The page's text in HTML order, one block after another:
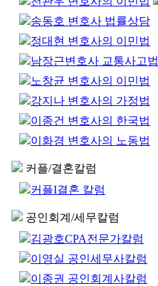
송동호 변호사 법률상담
정대현 변호사의 이민법
남장근변호사 교통사고법
노창균 변호사의 이민법
강지나 변호사의 가정법
이종건 변호사의 한국법
이화경 변호사의 노동법
커플/결혼칼럼
커플I결혼 칼럼
공인회계/세무칼럼
김광호CPA전문가칼럼
이영실 공인세무사칼럼
이종권 공인회계사칼럼